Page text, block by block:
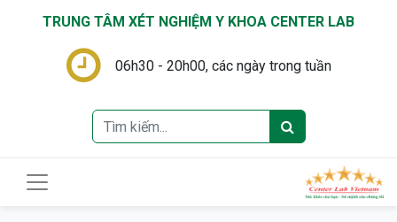
TRUNG TÂM XÉT NGHIỆM Y KHOA CENTER LAB
06h30 - 20h00, các ngày trong tuần